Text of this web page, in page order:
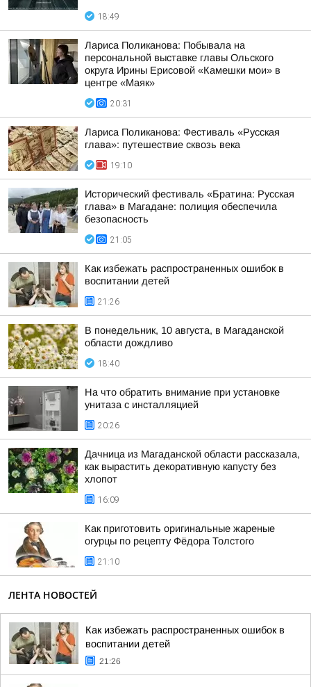
18:49
Лариса Поликанова: Побывала на
персональной выставке главы Ольского
округа Ирины Ерисовой «Камешки мои» в
центре «Маяк»
20:31
Лариса Поликанова: Фестиваль «Русская
глава»: путешествие сквозь века
19:10
Исторический фестиваль «Братина: Русская
глава» в Магадане: полиция обеспечила
безопасность
21:05
Как избежать распространенных ошибок в
воспитании детей
21:26
В понедельник, 10 августа, в Магаданской
области дождливо
18:40
На что обратить внимание при установке
унитаза с инсталляцией
20:26
Дачница из Магаданской области рассказала,
как вырастить декоративную капусту без
хлопот
16:09
Как приготовить оригинальные жареные
огурцы по рецепту Фёдора Толстого
21:10
ЛЕНТА НОВОСТЕЙ
Как избежать распространенных ошибок в
воспитании детей
21:26